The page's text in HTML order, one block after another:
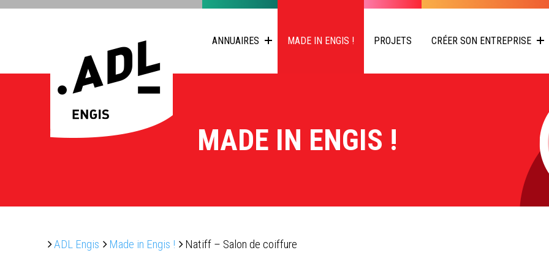
ANNUAIRES MADE IN ENGIS ! PROJETS CRÉER SON ENTREPRISE
MADE IN ENGIS !
ADL Engis Made in Engis ! Natiff – Salon de coiffure